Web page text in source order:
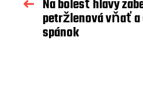
Na bolesť hlavy
petržlenová vňať a
spánok